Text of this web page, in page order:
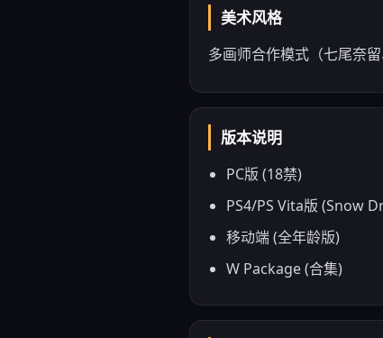
美术风格
多画师合作模式（七尾奈
版本说明
PC版 (18禁)
PS4/PS Vita版 (Snow
移动端 (全年龄版)
W Package (合集)